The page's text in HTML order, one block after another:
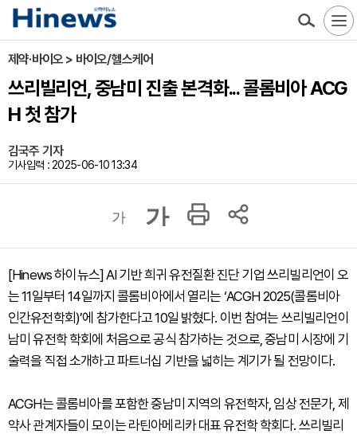
제약·바이오 > 바이오/헬스케어
쓰리빌리언, 중남미 진출 본격화... 콜롬비아 ACG
H 첫 참가
김국주 기자
기사입력 : 2025-06-10 13:34
가 가
[Hinews 하이뉴스] AI 기반 희귀 유전질환 진단 기업 쓰리빌리언이 오
는 11일부터 14일까지 콜롬비아에서 열리는 ‘ACGH 2025(콜롬비아
인간유전학회)’에 참가한다고 10일 밝혔다. 이번 참여는 쓰리빌리언이
남미 유전학 학회에 처음으로 공식 참가하는 것으로, 중남미 시장에 기
술력을 직접 소개하고 파트너십 기반을 넓히는 계기가 될 전망이다.
ACGH는 콜롬비아를 포함한 중남미 지역의 유전학자, 임상 전문가, 제
약사 관계자들이 모이는 라틴아메리카 대표 유전학 학회다. 쓰리빌리